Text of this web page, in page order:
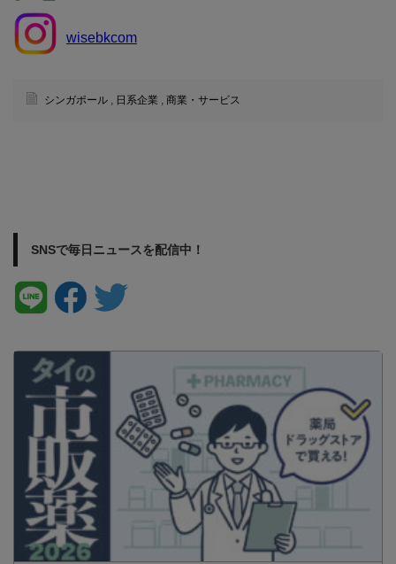
wisebkcom
シンガポール , 日系企業 , 商業・サービス
SNSで毎日ニュースを配信中！